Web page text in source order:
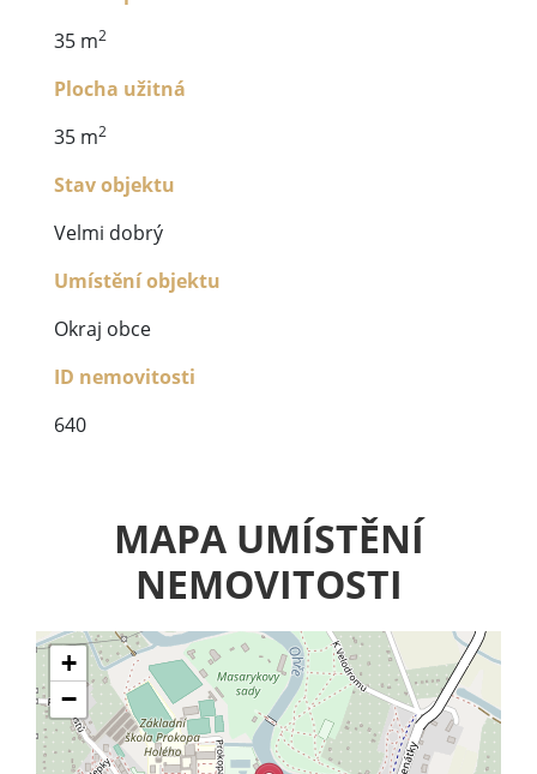
35 m2
Plocha užitná
35 m2
Stav objektu
Velmi dobrý
Umístění objektu
Okraj obce
ID nemovitosti
640
MAPA UMÍSTĚNÍ
NEMOVITOSTI
+
−